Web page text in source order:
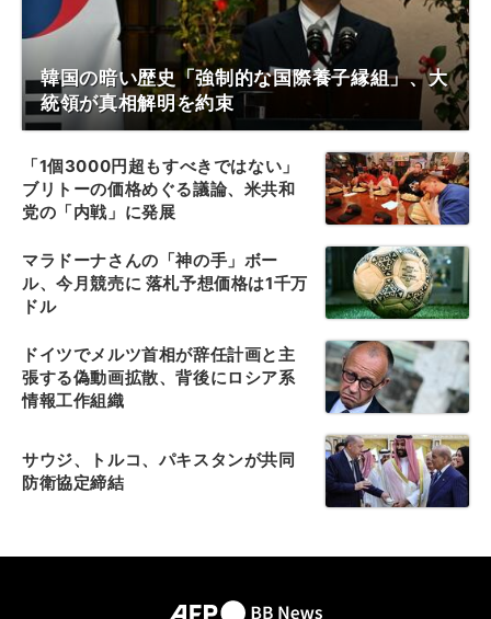
韓国の暗い歴史「強制的な国際養子縁組」、大
統領が真相解明を約束
「1個3000円超もすべきではない」
ブリトーの価格めぐる議論、米共和
党の「内戦」に発展
マラドーナさんの「神の手」ボー
ル、今月競売に 落札予想価格は1千万
ドル
ドイツでメルツ首相が辞任計画と主
張する偽動画拡散、背後にロシア系
情報工作組織
サウジ、トルコ、パキスタンが共同
防衛協定締結